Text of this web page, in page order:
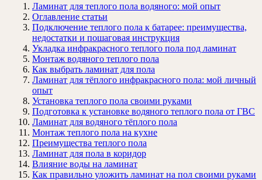
Ламинат для теплого пола водяного: мой опыт
Оглавление статьи
Подключение теплого пола к батарее: преимущества,
недостатки и пошаговая инструкция
Укладка инфракрасного теплого пола под ламинат
Монтаж водяного теплого пола
Как выбрать ламинат для пола
Ламинат для тёплого инфракрасного пола: мой личный
опыт
Установка теплого пола своими руками
Подготовка к установке водяного теплого пола от ГВС
Ламинат для водяного тёплого пола
Монтаж теплого пола на кухне
Преимущества теплого пола
Ламинат для пола в коридор
Влияние воды на ламинат
Как правильно уложить ламинат на пол своими руками